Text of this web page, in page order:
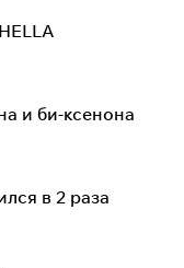
и би-ксенона
в 2 раза